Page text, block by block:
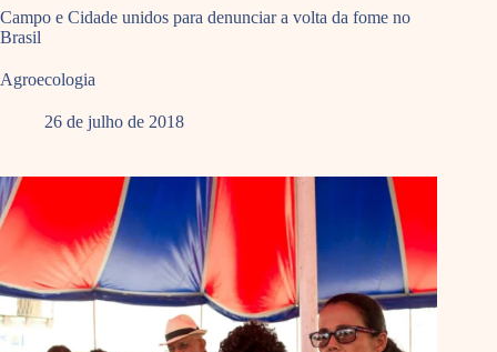
Campo e Cidade unidos para denunciar a volta da fome no
Brasil
Agroecologia
26 de julho de 2018